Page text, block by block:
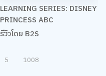
LEARNING SERIES: DISNEY
PRINCESS ABC
รีวิวโดย B2S
5 1008